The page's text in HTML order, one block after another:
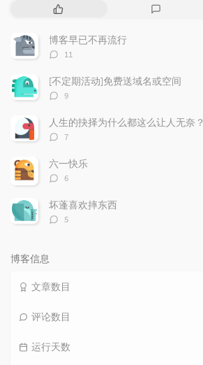
热
文
章
博客早已不再流行
评
数：
11
[不定期活动]免费送域名或空间
评
数：
9
人生的抉择为什么都这么让人无奈？
评
数：
7
六一快乐
评
数：
6
坏蓬喜欢摔东西
评
5
博客信息
文章数目
评论数目
运行天数